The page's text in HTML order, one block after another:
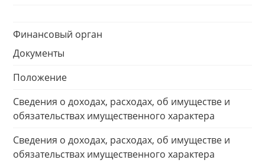
Финансовый орган
Документы
Положение
Сведения о доходах, расходах, об имуществе и
обязательствах имущественного характера
Сведения о доходах, расходах, об имуществе и
обязательствах имущественного характера